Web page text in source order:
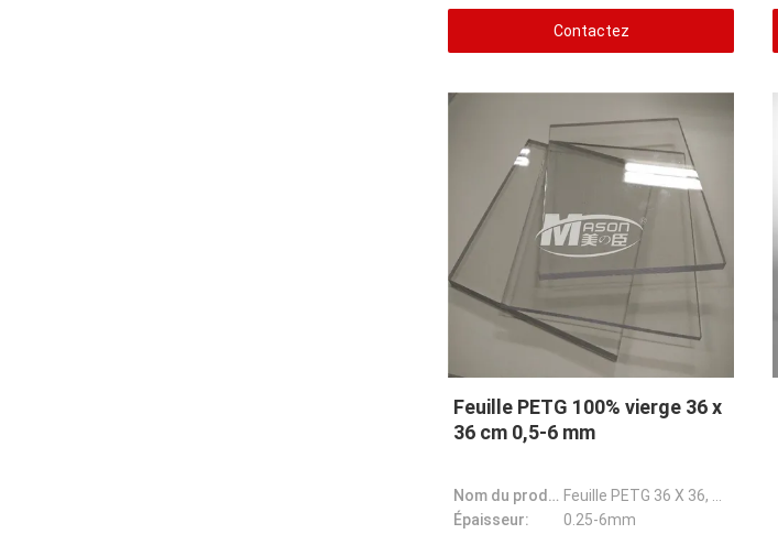
Contactez
Feuille PETG 100% vierge 36 x
36 cm 0,5-6 mm
Nom du produit:
Épaisseur:
0.25-6mm